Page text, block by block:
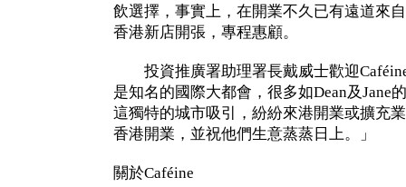
飲選擇，事實上，在開業不久已有遠道來
香港新店開張，專程惠顧。
投資推廣署助理署長戴威士歡迎
是知名的國際大都會，很多如Dean及Jane
這獨特的城市吸引，紛紛來港開業或擴充
香港開業，並祝他們生意蒸蒸日上。」
關於Caféine